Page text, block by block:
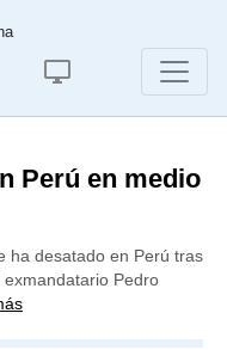
Perú en medio
ha desatado en Perú tras
Pedro